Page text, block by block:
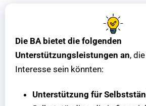
Die BA bietet die folgenden
Unterstützungsleistungen an,
Interesse sein könnten:
Unterstützung für